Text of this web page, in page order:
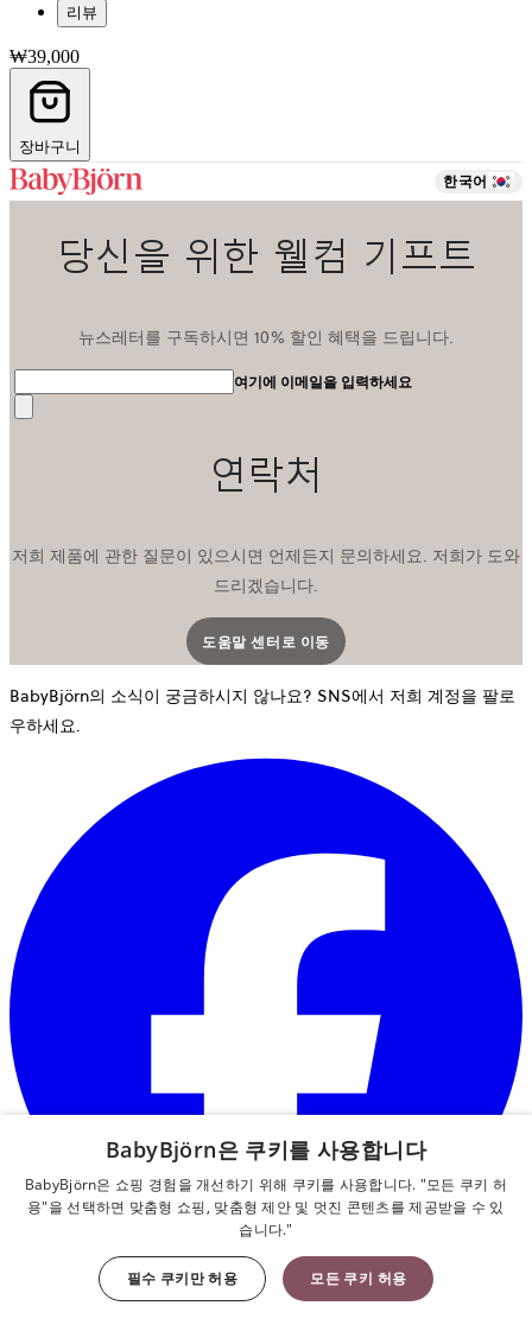
리뷰
₩39,000
장바구니
한국어
당신을 위한 웰컴 기프트
뉴스레터를 구독하시면 10% 할인 혜택을 드립니다.
여기에 이메일을 입력하세요
연락처
저희 제품에 관한 질문이 있으시면 언제든지 문의하세요. 저희가 도와
드리겠습니다.
도움말 센터로 이동
새 탭에서 열립니다
BabyBjörn의 소식이 궁금하시지 않나요? SNS에서 저희 계정을 팔로
우하세요.
BabyBjörn은 쿠키를 사용합니다
BabyBjörn은 쇼핑 경험을 개선하기 위해 쿠키를 사용합니다. "모든 쿠키 허
용"을 선택하면 맞춤형 쇼핑, 맞춤형 제안 및 멋진 콘텐츠를 제공받을 수 있
습니다."
모든 쿠키 허용
필수 쿠키만 허용